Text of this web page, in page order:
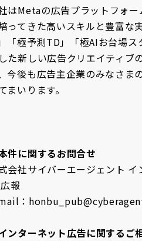
はMetaの広告プラットフォ
ってきた高いスキルと豊富な
「極予測TD」「極AIお台場ス
た新しい広告クリエイティブ
今後も広告主企業のみなさま
まいります。
件に関するお問合せ
会社サイバーエージェント
報
：
ンターネット広告に関するご